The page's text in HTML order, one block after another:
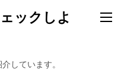
ックしよ
しています。